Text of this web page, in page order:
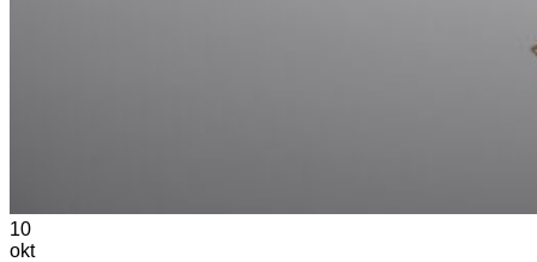
10
okt